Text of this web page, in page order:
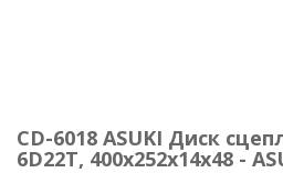
CD-6018 ASUKI Диск
6D22T, 400x252x14x48 -